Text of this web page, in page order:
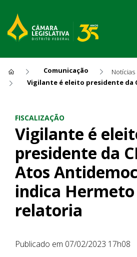
Comunicação Notícias
FISCALIZAÇÃO
Vigilante é
presidente da
Atos
indica
relatoria
Publicado em 07/02/2023 17h08